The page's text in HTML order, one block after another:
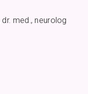
med., neurolog